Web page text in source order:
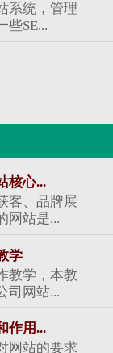
系统，管理
些SE...
核心...
客、品牌展
网站是...
学
教学，本教
司网站...
作用...
网站的要求